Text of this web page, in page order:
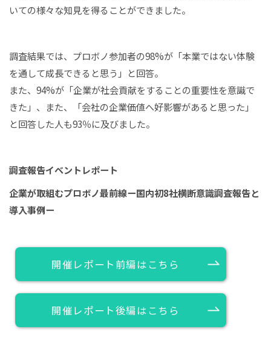
いての様々な知見を得ることができました。
調査結果では、プロボノ参加者の98%が「本業ではない体験
を通して成長できると思う」と回答。
また、94%が「企業が社会貢献をすることの重要性を意識で
きた」、また、「会社の企業価値へ好影響があると思った」
と回答した人も93％に及びました。
調査報告イベントレポート
企業が取組むプロボノ最前線ー国内初8社横断意識調査報告と
導入事例ー
開催レポート前編はこちら
開催レポート後編はこちら